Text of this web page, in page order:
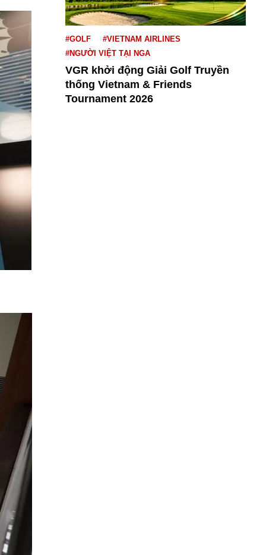
#GOLF
#VIETNAM AIRLINES
#NGƯỜI VIỆT TẠI NGA
VGR khởi động Giải Golf Truyền
thống Vietnam & Friends
Tournament 2026